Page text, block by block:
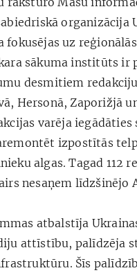
organizācija
fokusējas uz
sākuma institūts ir
desmitiem
Hersonā, Zaporižjā
varēja iegādāties
izpostītās
algas. Tagad 112
nesaņem līdzšinējo
atbalstīja
attīstību, palīdzēja
Šīs